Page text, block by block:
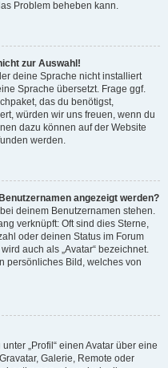
Problem beheben kann.
zur Auswahl!
deine Sprache nicht installiert
Sprache übersetzt. Frage ggf.
das du benötigst,
würden wir uns freuen, wenn du
dazu können auf der Website
werden.
angezeigt werden?
deinem Benutzernamen stehen.
verknüpft: Oft sind dies Sterne,
oder deinen Status im Forum
auch als „Avatar“ bezeichnet.
persönliches Bild, welches von
„Profil“ einen Avatar über eine
Galerie, Remote oder